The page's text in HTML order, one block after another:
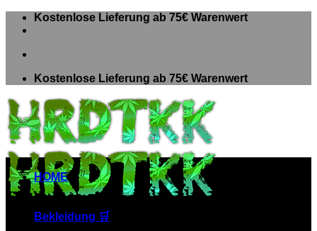
Zum
Inhalt
Kostenlose Lieferung ab 75€ Warenwert
Kostenlose Lieferung ab 75€ Warenwert
HOME
Bekleidung 🛒